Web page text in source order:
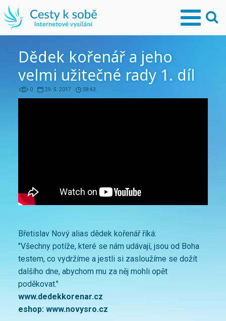
Dědek kořenář a jeho
velmi užitečné rady 1. díl
0 29. 5. 2017 58:43
Břetislav Nový alias dědek kořenář říká:
"Všechny potíže, které se nám udávají, jsou od Boha
testem, co vydržíme a jestli si zasloužíme se dožít
dalšího dne, abychom mu za něj mohli opět
poděkovat."
www.dedekkorenar.cz
eshop: www.novysro.cz